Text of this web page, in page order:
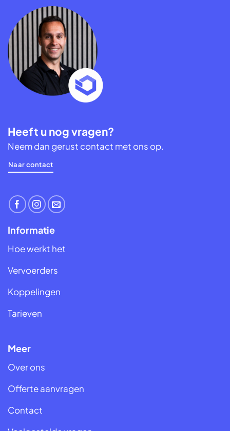
Heeft u nog vragen?
Neem dan gerust contact met ons op.
Naar contact
Informatie
Hoe werkt het
Vervoerders
Koppelingen
Tarieven
Meer
Over ons
Offerte aanvragen
Contact